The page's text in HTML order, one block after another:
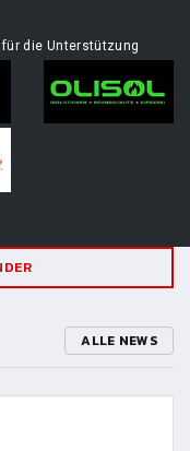
die Unterstützung
ALLE NEWS